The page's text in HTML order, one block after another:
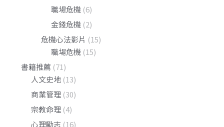
職場危機 (6)
金錢危機 (2)
危機心法影片 (15)
職場危機 (15)
書籍推薦 (71)
人文史地 (13)
商業管理 (30)
宗教命理 (4)
心理勵志 (16)